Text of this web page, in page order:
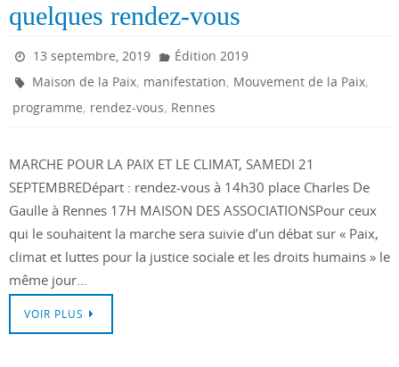
quelques rendez-vous
13 septembre, 2019
Édition 2019
Maison de la Paix, manifestation, Mouvement de la Paix,
programme, rendez-vous, Rennes
MARCHE POUR LA PAIX ET LE CLIMAT, SAMEDI 21
SEPTEMBREDépart : rendez-vous à 14h30 place Charles De
Gaulle à Rennes 17H MAISON DES ASSOCIATIONSPour ceux
qui le souhaitent la marche sera suivie d’un débat sur « Paix,
climat et luttes pour la justice sociale et les droits humains » le
même jour…
VOIR PLUS